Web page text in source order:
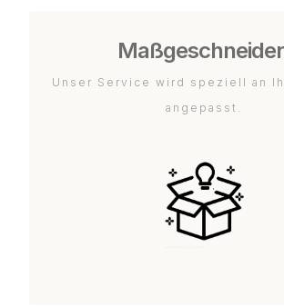
Unser Service wird speziell an
angepasst.